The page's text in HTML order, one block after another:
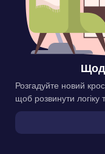
Розгадуйте новий
щоб розвинути логіку